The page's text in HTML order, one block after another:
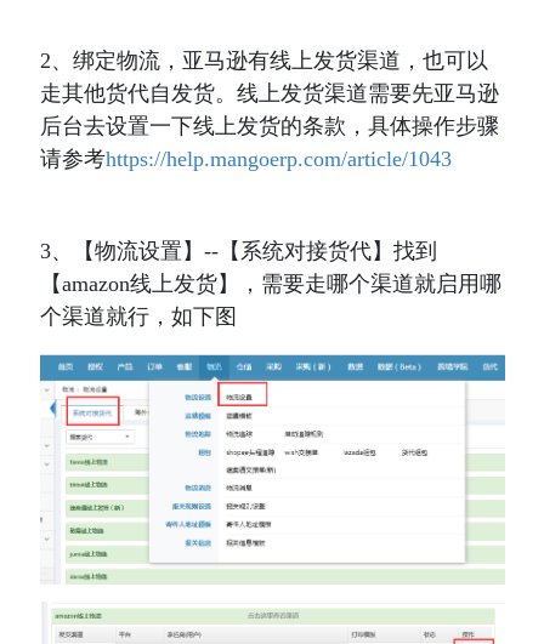
2、绑定物流，亚马逊有线上发货渠道，也可以
走其他货代自发货。线上发货渠道需要先亚马逊
后台去设置一下线上发货的条款，具体操作步骤
请参考https://help.mangoerp.com/article/1043
3、【物流设置】--【系统对接货代】找到
【amazon线上发货】，需要走哪个渠道就启用哪
个渠道就行，如下图